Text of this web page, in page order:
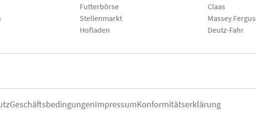
Futterbörse
Stellenmarkt
Hofladen
Claas
Massey
Deutz-Fahr
GeschäftsbedingungenImpressumKonformitätserklärung